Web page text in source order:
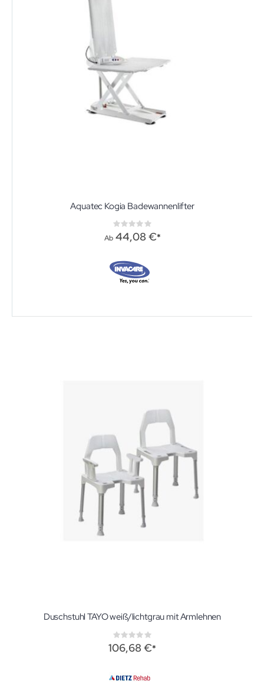
Aquatec Kogia Badewannenlifter
Rating:
0%
Ab 44,08 €
Duschstuhl TAYO weiß/lichtgrau mit Armlehnen
Rating:
0%
106,68 €